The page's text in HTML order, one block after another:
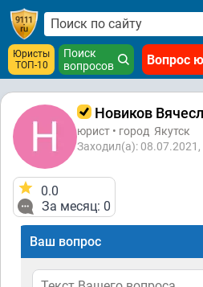
Юристы
ТОП-10
Поиск
вопросов
Вопрос
Новиков
юрист • город Якутск
Заходил(а): 08.07.2021,
0.0
За месяц: 0
Ваш вопрос